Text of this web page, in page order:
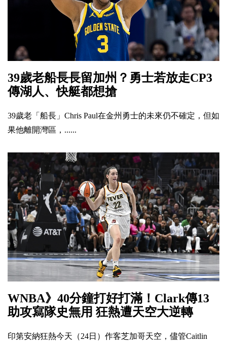
39歲老船長長留加州？勇士若放走CP3
傳湖人、快艇都想搶
39歲老「船長」Chris Paul在金州勇士的未來仍不確定，但如
果他離開灣區，......
WNBA》40分鐘打好打滿！Clark傳13
助攻寫隊史無用 狂熱遭天空大逆轉
印第安納狂熱今天（24日）作客芝加哥天空，儘管Caitlin